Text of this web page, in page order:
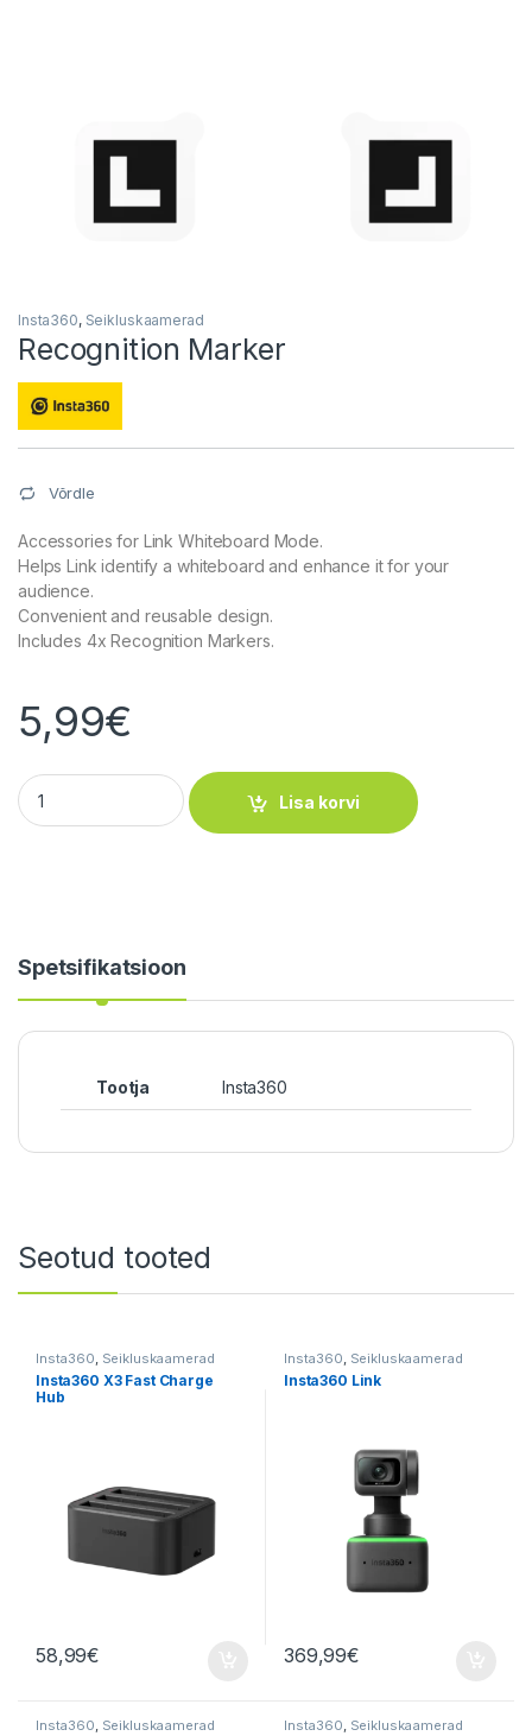
Insta360, Seikluskaamerad
Recognition Marker
Võrdle
Accessories for Link Whiteboard Mode.
Helps Link identify a whiteboard and enhance it for your
audience.
Convenient and reusable design.
Includes 4x Recognition Markers.
5,99€
Recognition Marker kogus
Lisa korvi
Spetsifikatsioon
Tootja Insta360
Seotud tooted
Insta360, Seikluskaamerad
Insta360 X3 Fast Charge
Hub
58,99€
Insta360, Seikluskaamerad
Insta360 Link
369,99€
Insta360, Seikluskaamerad Insta360, Seikluskaamerad